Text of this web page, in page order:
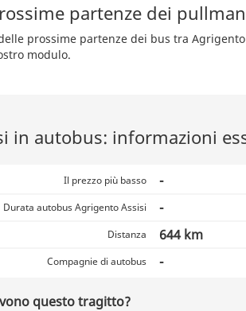
partenze dei
prossime partenze dei bus tra
modulo.
in autobus: informazioni
Il prezzo più basso -
Durata autobus Agrigento Assisi -
Distanza 644 km
Compagnie di autobus -
questo tragitto?